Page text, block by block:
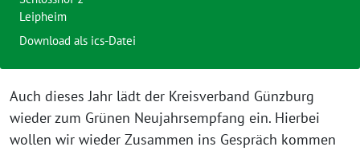
Auch dieses Jahr lädt der Kreisverband Günzburg
wieder zum Grünen Neujahrsempfang ein. Hierbei
wollen wir wieder Zusammen ins Gespräch kommen
Leipheim
Download als ics-Datei